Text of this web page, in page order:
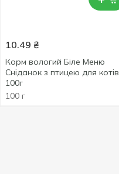
10.49 ₴
Корм вологий Біле Меню
Сніданок з птицею для котів
100г
100 г